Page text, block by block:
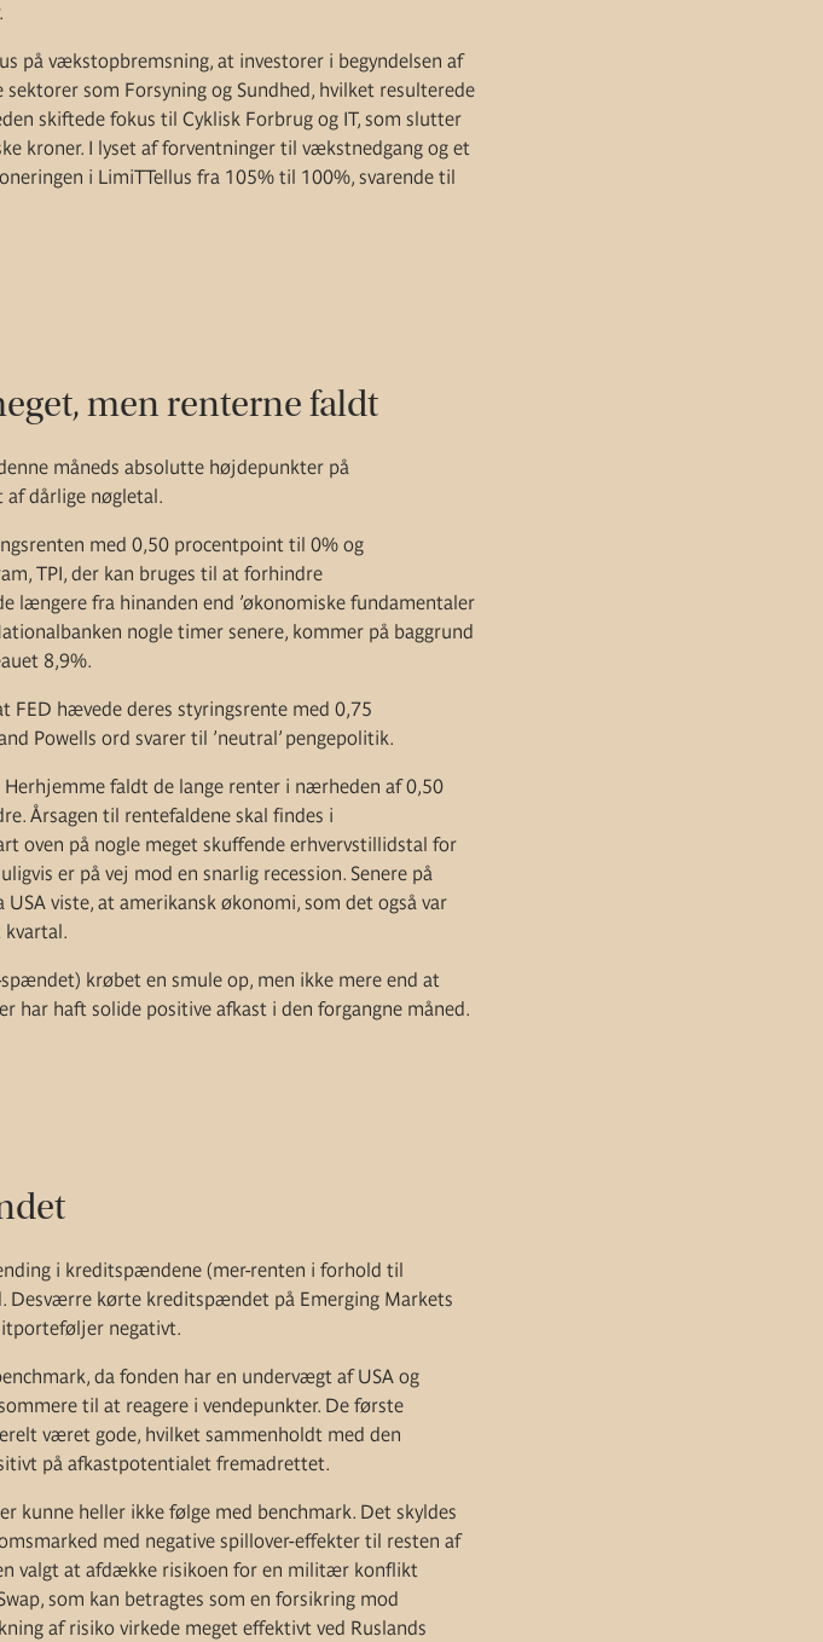
på vækstopbremsning, at investorer i begyndelsen af
som Forsyning og Sundhed, hvilket resulterede
skiftede fokus til Cyklisk Forbrug og IT, som slutter
kroner. I lyset af forventninger til vækstnedgang og et
i LimiTTellus fra 105% til 100%, svarende til
men renterne faldt
måneds absolutte højdepunkter på
af dårlige nøgletal.
med 0,50 procentpoint til 0% og
TPI, der kan bruges til at forhindre
længere fra hinanden end ’økonomiske fundamentaler
nogle timer senere, kommer på baggrund
8,9%.
FED hævede deres styringsrente med 0,75
Powells ord svarer til ’neutral’ pengepolitik.
faldt de lange renter i nærheden af 0,50
Årsagen til rentefaldene skal findes i
oven på nogle meget skuffende erhvervstillidstal for
er på vej mod en snarlig recession. Senere på
viste, at amerikansk økonomi, som det også var
krøbet en smule op, men ikke mere end at
har haft solide positive afkast i den forgangne måned.
i kreditspændene (mer-renten i forhold til
Desværre kørte kreditspændet på Emerging Markets
negativt.
da fonden har en undervægt af USA og
til at reagere i vendepunkter. De første
været gode, hvilket sammenholdt med den
på afkastpotentialet fremadrettet.
kunne heller ikke følge med benchmark. Det skyldes
med negative spillover-effekter til resten af
valgt at afdække risikoen for en militær konflikt
som kan betragtes som en forsikring mod
af risiko virkede meget effektivt ved Ruslands